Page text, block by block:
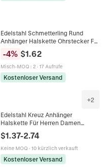
Edelstahl Schmetterling Rund
Anhänger Halskette Ohrstecker Für
Damen Ästhetische Elegante
Schmuck Accessoires
-4% $1.62
Misch-MOQ : 2· 17 Aufrufe
Kostenloser Versand
+2
Edelstahl Kreuz Anhänger
Halskette Für Herren Damen
Gold Silber Schwarz Kruzifix
$1.37-2.74
Keine MOQ · 10 kürzlich verkauft
Kostenloser Versand